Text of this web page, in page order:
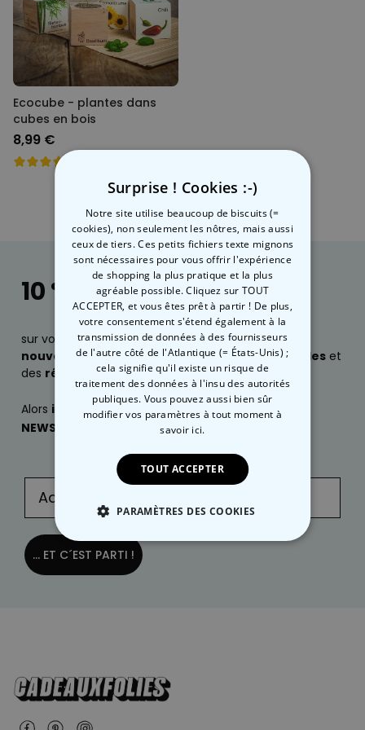
Personnalisable
Porte-clés mural personnalisé
avec photo et texte
personnalisé avec prénom
plus de
19.400
exemplaires
Personnalisable
Chaussettes personnalisées
avec votre animal de
compagnie
14.000
19,99 €
Ecocube - plantes dans
cubes en bois
8,99 €
10 % de réduction
sur votre prochaine commande, des infos sur nos
nouveautés, ainsi que des idées cadeaux géniales et
des réductions exclusives?
Alors inscrivez-vous dès maintenant à notre
NEWSLETTER
... ET C´EST PARTI !
Surprise ! Cookies :-)
Notre site utilise beaucoup de biscuits (=
cookies), non seulement les nôtres, mais aussi
ceux de tiers. Ces petits fichiers texte mignons
sont nécessaires pour vous offrir l'expérience
de shopping la plus pratique et la plus
agréable possible. Cliquez sur TOUT
ACCEPTER, et vous êtes prêt à partir ! De plus,
votre consentement s'étend également à la
transmission de données à des fournisseurs
de l'autre côté de l'Atlantique (= États-Unis) ;
cela signifie qu'il existe un risque de
traitement des données à l'insu des autorités
publiques. Vous pouvez aussi bien sûr
modifier vos paramètres à tout moment à
savoir ici.
TOUT ACCEPTER
PARAMÈTRES DES COOKIES
STRICTEMENT NÉCESSAIRE